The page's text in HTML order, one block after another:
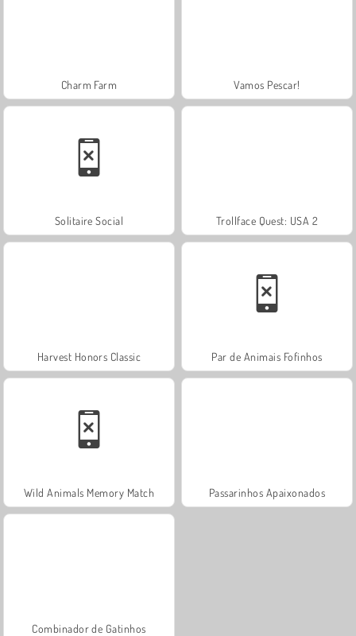
Charm Farm Vamos Pescar!
Solitaire Social Trollface Quest: USA 2
Harvest Honors Classic Par de Animais Fofinhos
Wild Animals Memory Match Passarinhos Apaixonados
Combinador de Gatinhos